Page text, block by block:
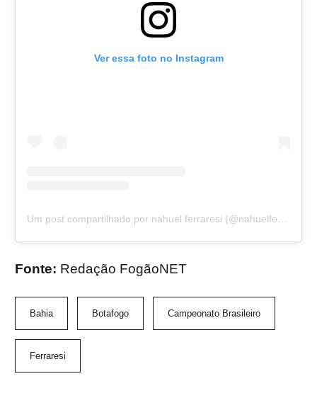
Ver essa foto no Instagram
Um post compartilhado por nahuel ferraresi (@nahuelferraresi)
Fonte: Redação FogãoNET
Bahia Botafogo Campeonato Brasileiro
Ferraresi